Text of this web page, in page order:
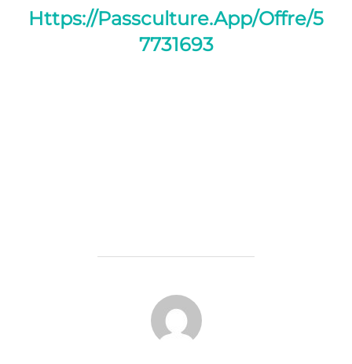
Https://passculture.app/offre/5
7731693
AUTEUR DE LA PUBLICATION